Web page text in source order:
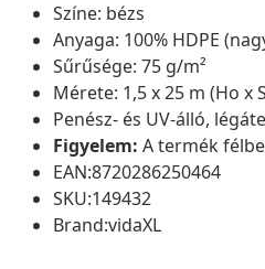
Színe: bézs
Anyaga: 100% HDPE
Sűrűsége: 75 g/m²
Mérete: 1,5 x 25 m (Ho x
Penész- és UV-álló,
Figyelem: A termék
EAN:8720286250464
SKU:149432
Brand:vidaXL